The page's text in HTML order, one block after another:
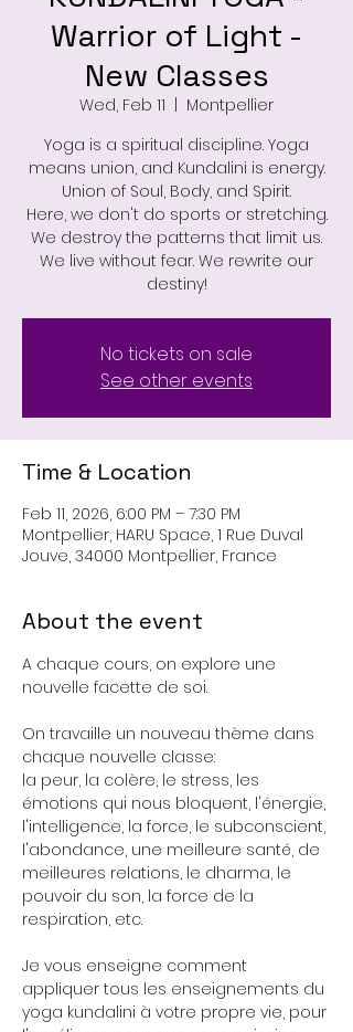
Warrior of Light -
New Classes
Wed, Feb 11
Montpellier
Yoga is a spiritual discipline. Yoga
means union, and Kundalini is energy.
Union of Soul, Body, and Spirit.
Here, we don't do sports or stretching.
We destroy the patterns that limit us.
We live without fear. We rewrite our
destiny!
No tickets on sale
See other events
Time & Location
Feb 11, 2026, 6:00 PM – 7:30 PM
Montpellier, HARU Space, 1 Rue Duval
Jouve, 34000 Montpellier, France
About the event
A chaque cours, on explore une
nouvelle facette de soi.
On travaille un nouveau thème dans
chaque nouvelle classe:
la peur, la colère, le stress, les
émotions qui nous bloquent, l'énergie,
l'intelligence, la force, le subconscient,
l'abondance, une meilleure santé, de
meilleures relations, le dharma, le
pouvoir du son, la force de la
respiration, etc.
Je vous enseigne comment
appliquer tous les enseignements du
yoga kundalini à votre propre vie, pour